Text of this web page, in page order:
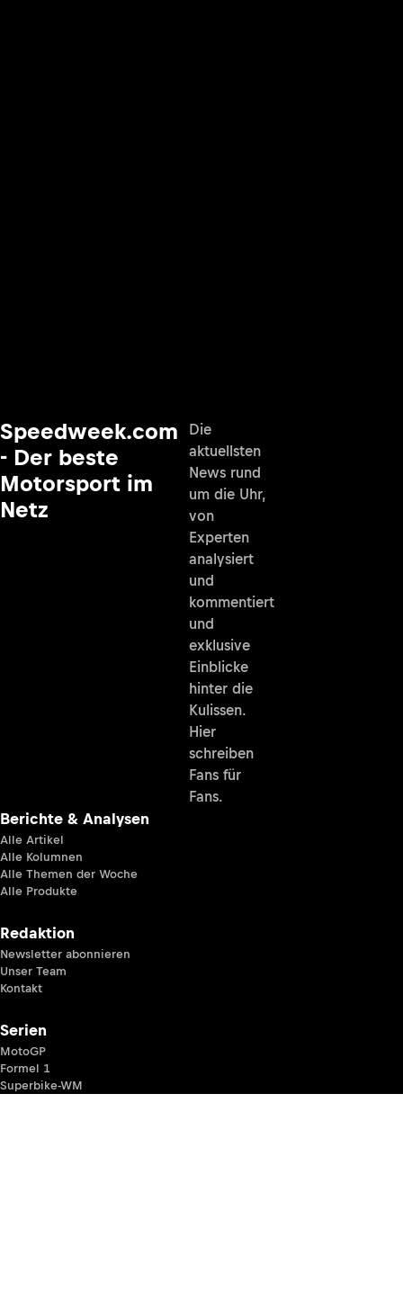
Speedweek.com
- Der beste
Motorsport im
Netz
Die
aktuellsten
News rund
um die Uhr,
von
Experten
analysiert
und
kommentiert
und
exklusive
Einblicke
hinter die
Kulissen.
Hier
schreiben
Fans für
Fans.
Berichte & Analysen
Alle Artikel
Alle Kolumnen
Alle Themen der Woche
Alle Produkte
Redaktion
Newsletter abonnieren
Unser Team
Kontakt
Serien
MotoGP
Formel 1
Superbike-WM